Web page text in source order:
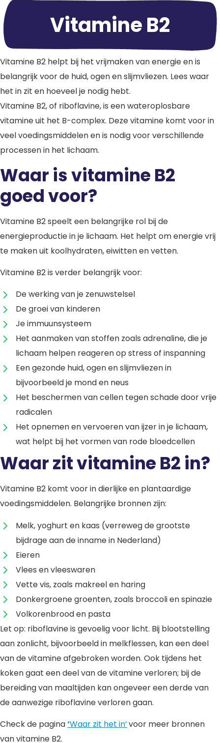
Vitamine B2
Vitamine B2 helpt bij het vrijmaken van energie en is
belangrijk voor de huid, ogen en slijmvliezen. Lees waar
het in zit en hoeveel je nodig hebt.
Vitamine B2, of riboflavine, is een wateroplosbare
vitamine uit het B-complex. Deze vitamine komt voor in
veel voedingsmiddelen en is nodig voor verschillende
processen in het lichaam.
Waar is vitamine B2
goed voor?
Vitamine B2 speelt een belangrijke rol bij de
energieproductie in je lichaam. Het helpt om energie vrij
te maken uit koolhydraten, eiwitten en vetten.
Vitamine B2 is verder belangrijk voor:
De werking van je zenuwstelsel
De groei van kinderen
Je immuunsysteem
Het aanmaken van stoffen zoals adrenaline, die je
lichaam helpen reageren op stress of inspanning
Een gezonde huid, ogen en slijmvliezen in
bijvoorbeeld je mond en neus
Het beschermen van cellen tegen schade door vrije
radicalen
Het opnemen en vervoeren van ijzer in je lichaam,
wat helpt bij het vormen van rode bloedcellen
Waar zit vitamine B2 in?
Vitamine B2 komt voor in dierlijke en plantaardige
voedingsmiddelen. Belangrijke bronnen zijn:
Melk, yoghurt en kaas (verreweg de grootste
bijdrage aan de inname in Nederland)
Eieren
Vlees en vleeswaren
Vette vis, zoals makreel en haring
Donkergroene groenten, zoals broccoli en spinazie
Volkorenbrood en pasta
Let op: riboflavine is gevoelig voor licht. Bij blootstelling
aan zonlicht, bijvoorbeeld in melkflessen, kan een deel
van de vitamine afgebroken worden. Ook tijdens het
koken gaat een deel van de vitamine verloren; bij de
bereiding van maaltijden kan ongeveer een derde van
de aanwezige riboflavine verloren gaan.
Check de pagina‘Waar zit het in’voor meer bronnen
van vitamine B2.